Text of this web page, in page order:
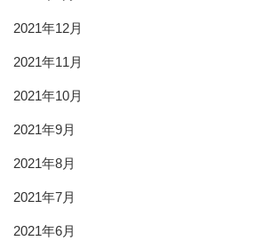
2021年12月
2021年11月
2021年10月
2021年9月
2021年8月
2021年7月
2021年6月